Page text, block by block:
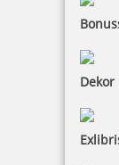
Dekor
Jetzt gestalten